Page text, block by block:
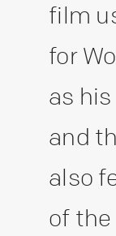
film
for
as
and
also
of